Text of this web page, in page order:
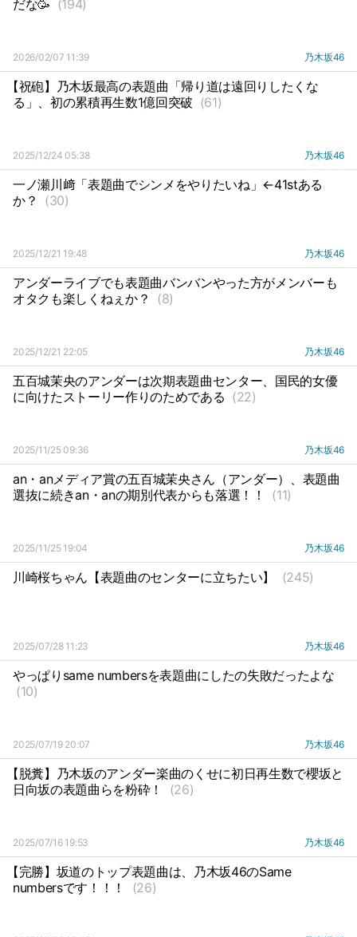
だな🥳 (194)
2026/02/07 11:39 乃木坂46
【祝砲】乃木坂最高の表題曲「帰り道は遠回りしたくな
る」、初の累積再生数1億回突破 (61)
2025/12/24 05:38 乃木坂46
一ノ瀬川﨑「表題曲でシンメをやりたいね」←41stある
か？
(30)
2025/12/21 19:48 乃木坂46
アンダーライブでも表題曲バンバンやった方がメンバーも
オタクも楽しくねぇか？
(8)
2025/12/21 22:05 乃木坂46
五百城茉央のアンダーは次期表題曲センター、国民的女優
に向けたストーリー作りのためである (22)
2025/11/25 09:36 乃木坂46
an・anメディア賞の五百城茉央さん（アンダー）、表題曲
選抜に続きan・anの期別代表からも落選！！
(11)
2025/11/25 19:04 乃木坂46
川崎桜ちゃん【表題曲のセンターに立ちたい】 (245)
2025/07/28 11:23 乃木坂46
やっぱりsame numbersを表題曲にしたの失敗だったよな
(10)
2025/07/19 20:07 乃木坂46
【脱糞】乃木坂のアンダー楽曲のくせに初日再生数で櫻坂と
日向坂の表題曲らを粉砕！
(26)
2025/07/16 19:53 乃木坂46
【完勝】坂道のトップ表題曲は、乃木坂46のSame
numbersです！！！
(26)